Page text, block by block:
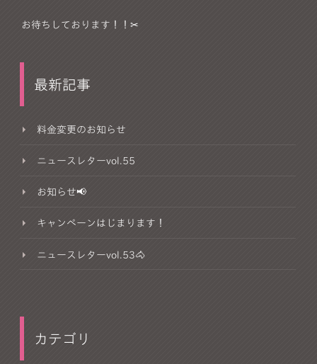
お待ちしております！！✂︎
最新記事
料金変更のお知らせ
ニュースレターvol.55
お知らせ📢
キャンペーンはじまります！
ニュースレターvol.53🐴
カテゴリ